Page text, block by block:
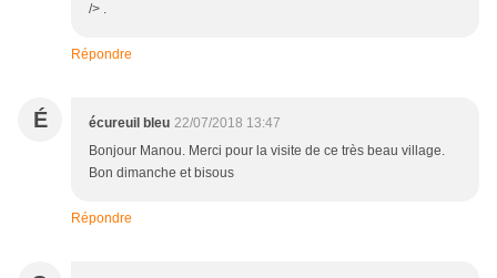
/> .
Répondre
É écureuil bleu 22/07/2018 13:47
Bonjour Manou. Merci pour la visite de ce très beau village.
Bon dimanche et bisous
Répondre